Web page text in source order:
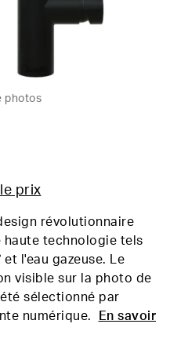
photos
prix
révolutionnaire
haute technologie tels
l'eau gazeuse. Le
visible sur la photo de
sélectionné par
numérique.
En savoir